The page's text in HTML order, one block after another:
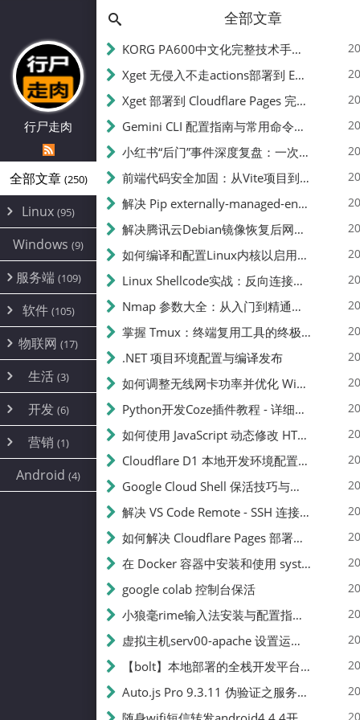
行尸走肉
全部文章 (250)
Linux (95)
Alpine
CentOS(17)
Debian(24)
ProxmoxVE
Ubuntu(7)
Windows (9)
服务端 (109)
环境配置
DD重装(3)
加速优化(34)
面板(12)
容器
游戏 (7)
饥荒(7)
云服务商(4)
WEB源码(6)
建站(5)
软件 (105)
安全(12)
办公(4)
图片 (2)
文件
系统 (35)
AI(10)
物联网 (17)
路由器
随身wifi(1)
mobile(14)
刷机
magisk
生活 (3)
线报
sim卡(1)
开发 (6)
编译
JavaScript(2)
python(2)
营销 (1)
公关(1)
SEO(1)
Android (4)
全部文章
KORG PA600中文化完整技术手册 - 从逆向到实现的全流程指南
Xget 无侵入不走actions部署到 EdgeOne Pages 指南
Xget 部署到 Cloudflare Pages 完整指南 - 无需修改源码的构建配置
Gemini CLI 配置指南与常用命令中文翻译 | API Key、MCP、代理设置
小红书“后门”事件深度复盘：一次沉默危机下的品牌、技术与流程三重考验
前端代码安全加固：从Vite项目到纯静态页面的深度混淆技术备忘
解决 Pip externally-managed-environment 错误：临时与永久绕过方案
解决腾讯云Debian镜像恢复后网络不通问题
如何编译和配置Linux内核以启用BBR2 | 内核编译教程
Linux Shellcode实战：反向连接、持久化、免杀技术详解（MSF,Cobalt Strike）- 从原理到C加载器实现
Nmap 参数大全：从入门到精通，掌握网络扫描的核心技巧
掌握 Tmux：终端复用工具的终极指南
.NET 项目环境配置与编译发布
如何调整无线网卡功率并优化 Wifite 的功率设置
Python开发Coze插件教程 - 详细步骤与注意事项
如何使用 JavaScript 动态修改 HTML 中的权限文本 | 前端开发教程
Cloudflare D1 本地开发环境配置指南 | CF Pages Local Development Guide
Google Cloud Shell 保活技巧与配额时间查看方法
解决 VS Code Remote - SSH 连接失败问题：从权限问题到成功启动
如何解决 Cloudflare Pages 部署中的 API Token 权限问题
在 Docker 容器中安装和使用 systemctl 的完整指南
google colab 控制台保活
小狼毫rime输入法安装与配置指南：从基础到高级自定义
虚拟主机serv00-apache 设置运行目录
【bolt】本地部署的全栈开发平台，支持本地及众多API，本地一键生成应用，部署教程
Auto.js Pro 9.3.11 伪验证之服务器接口 Nginx 版
📝
250
篇文章
✍️
231k
总字数
👥